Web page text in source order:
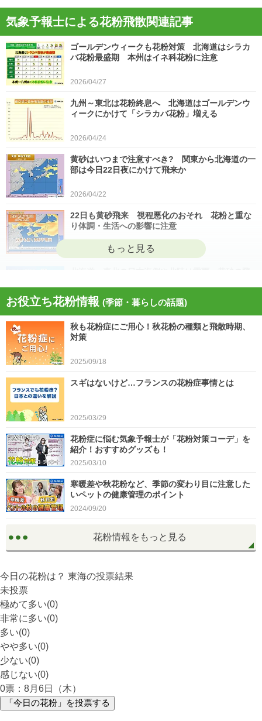
気象予報士による花粉飛散関連記事
ゴールデンウィークも花粉対策 北海道はシラカ
バ花粉最盛期 本州はイネ科花粉に注意
2026/04/27
九州～東北は花粉終息へ 北海道はゴールデンウ
ィークにかけて「シラカバ花粉」増える
2026/04/24
黄砂はいつまで注意すべき? 関東から北海道の一
部は今日22日夜にかけて飛来か
2026/04/22
22日も黄砂飛来 視程悪化のおそれ 花粉と重な
り体調・生活への影響に注意
2026/04/21
今日21日は黄砂が広く飛来 花粉とのダブル影響
に注意 症状悪化や洗濯物など対策を
2026/04/21
スギ、ヒノキ花粉シーズン終了へ 東京の飛散量
お役立ち花粉情報 (季節・暮らしの話題)
秋も花粉症にご用心！秋花粉の種類と飛散時期、
対策
2025/09/18
スギはないけど…フランスの花粉症事情とは
2025/03/29
花粉症に悩む気象予報士が「花粉対策コーデ」を
紹介！おすすめグッズも！
2025/03/10
寒暖差や秋花粉など、季節の変わり目に注意した
いペットの健康管理のポイント
2024/09/20
花粉情報をもっと見る
今日の花粉は？ 東海の投票結果
未投票
極めて多い(0)
非常に多い(0)
多い(0)
やや多い(0)
少ない(0)
感じない(0)
0票：8月6日（木）
「今日の花粉」を投票する